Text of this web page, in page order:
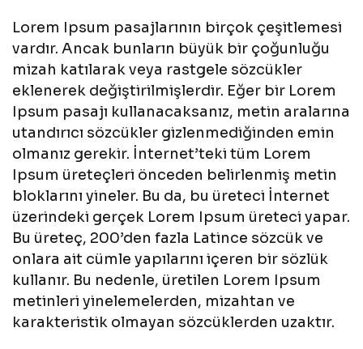
Lorem Ipsum pasajlarının birçok çeşitlemesi
vardır. Ancak bunların büyük bir çoğunluğu
mizah katılarak veya rastgele sözcükler
eklenerek değiştirilmişlerdir. Eğer bir Lorem
Ipsum pasajı kullanacaksanız, metin aralarına
utandırıcı sözcükler gizlenmediğinden emin
olmanız gerekir. İnternet’teki tüm Lorem
Ipsum üreteçleri önceden belirlenmiş metin
bloklarını yineler. Bu da, bu üreteci İnternet
üzerindeki gerçek Lorem Ipsum üreteci yapar.
Bu üreteç, 200’den fazla Latince sözcük ve
onlara ait cümle yapılarını içeren bir sözlük
kullanır. Bu nedenle, üretilen Lorem Ipsum
metinleri yinelemelerden, mizahtan ve
karakteristik olmayan sözcüklerden uzaktır.